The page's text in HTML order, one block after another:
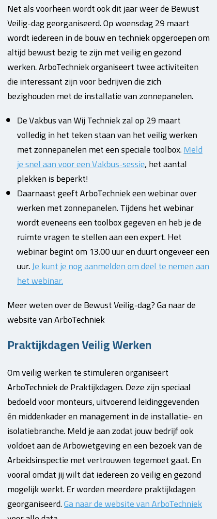
Net als voorheen wordt ook dit jaar weer de Bewust
Veilig-dag georganiseerd. Op woensdag 29 maart
wordt iedereen in de bouw en techniek opgeroepen om
altijd bewust bezig te zijn met veilig en gezond
werken. ArboTechniek organiseert twee activiteiten
die interessant zijn voor bedrijven die zich
bezighouden met de installatie van zonnepanelen.
De Vakbus van Wij Techniek zal op 29 maart
volledig in het teken staan van het veilig werken
met zonnepanelen met een speciale toolbox.Meld
je snel aan voor een Vakbus-sessie, het aantal
plekken is beperkt!
Daarnaast geeft ArboTechniek een webinar over
werken met zonnepanelen. Tijdens het webinar
wordt eveneens een toolbox gegeven en heb je de
ruimte vragen te stellen aan een expert. Het
webinar begint om 13.00 uur en duurt ongeveer een
uur.Je kunt je nog aanmelden om deel te nemen aan
het webinar.
Meer weten over de Bewust Veilig-dag? Ga naar de
website van ArboTechniek
Praktijkdagen Veilig Werken
Om veilig werken te stimuleren organiseert
ArboTechniek de Praktijkdagen. Deze zijn speciaal
bedoeld voor monteurs, uitvoerend leidinggevenden
én middenkader en management in de installatie- en
isolatiebranche. Meld je aan zodat jouw bedrijf ook
voldoet aan de Arbowetgeving en een bezoek van de
Arbeidsinspectie met vertrouwen tegemoet gaat. En
vooral omdat jij wilt dat iedereen zo veilig en gezond
mogelijk werkt. Er worden meerdere praktijkdagen
georganiseerd.Ga naar de website van ArboTechniek